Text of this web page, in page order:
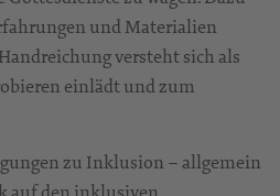
und Materialien
versteht sich als
einlädt und zum
zu Inklusion – allgemein